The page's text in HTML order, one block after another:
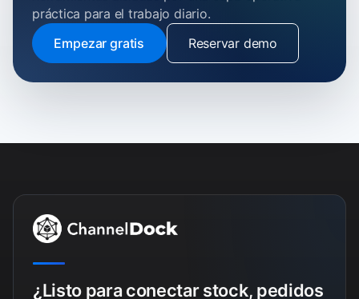
práctica para el trabajo diario.
Empezar gratis
Reservar demo
¿Listo para conectar stock, pedidos